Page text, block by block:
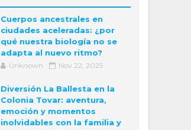
Cuerpos ancestrales en
ciudades aceleradas: ¿por
qué nuestra biología no se
adapta al nuevo ritmo?
Unknown Nov 22, 2025
Diversión La Ballesta en la
Colonia Tovar: aventura,
emoción y momentos
inolvidables con la familia y